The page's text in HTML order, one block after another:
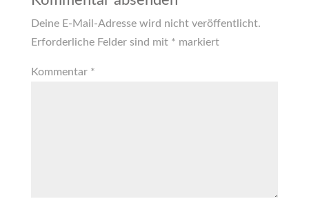
Deine E-Mail-Adresse wird nicht veröffentlicht.
Erforderliche Felder sind mit * markiert
Kommentar *